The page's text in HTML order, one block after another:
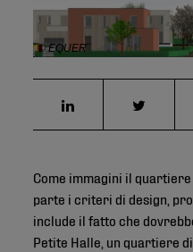
© EQUER
Come immagini il
parte i criteri di design,
include il fatto che
Petite Halle, un quartiere